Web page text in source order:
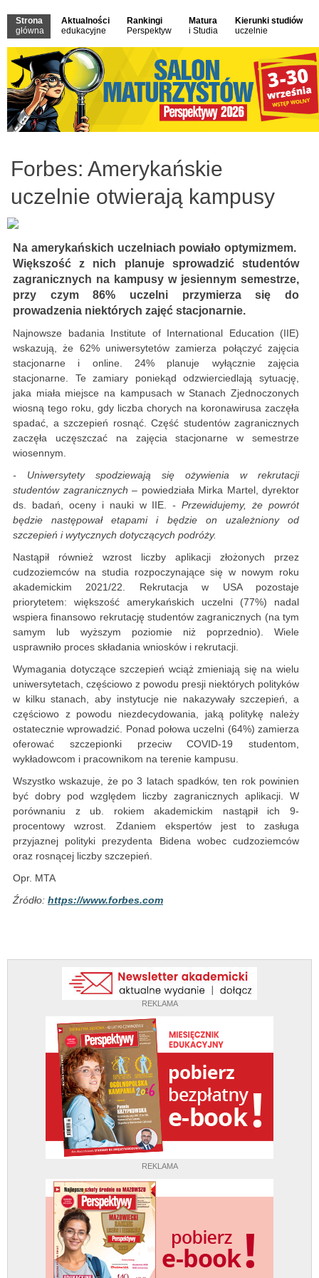
Strona
główna
Aktualności
edukacyjne
Rankingi
Perspektyw
Matura
i Studia
Kierunki studiów
uczelnie
REKLAMA
REKLAMA
Forbes: Amerykańskie
uczelnie otwierają kampusy
Na amerykańskich uczelniach powiało optymizmem.
Większość z nich planuje sprowadzić studentów
zagranicznych na kampusy w jesiennym semestrze,
przy czym 86% uczelni przymierza się do
prowadzenia niektórych zajęć stacjonarnie.
Najnowsze badania Institute of International Education (IIE)
wskazują, że 62% uniwersytetów zamierza połączyć zajęcia
stacjonarne i online. 24% planuje wyłącznie zajęcia
stacjonarne. Te zamiary poniekąd odzwierciedlają sytuację,
jaka miała miejsce na kampusach w Stanach Zjednoczonych
wiosną tego roku, gdy liczba chorych na koronawirusa zaczęła
spadać, a szczepień rosnąć. Część studentów zagranicznych
zaczęła uczęszczać na zajęcia stacjonarne w semestrze
wiosennym.
- Uniwersytety spodziewają się ożywienia w rekrutacji
studentów zagranicznych – powiedziała Mirka Martel, dyrektor
ds. badań, oceny i nauki w IIE.-Przewidujemy, że powrót
będzie następował etapami i będzie on uzależniony od
szczepień i wytycznych dotyczących podróży.
Nastąpił również wzrost liczby aplikacji złożonych przez
cudzoziemców na studia rozpoczynające się w nowym roku
akademickim 2021/22. Rekrutacja w USA pozostaje
priorytetem: większość amerykańskich uczelni (77%) nadal
wspiera finansowo rekrutację studentów zagranicznych (na tym
samym lub wyższym poziomie niż poprzednio). Wiele
usprawniło proces składania wniosków i rekrutacji.
Wymagania dotyczące szczepień wciąż zmieniają się na wielu
uniwersytetach, częściowo z powodu presji niektórych polityków
w kilku stanach, aby instytucje nie nakazywały szczepień, a
częściowo z powodu niezdecydowania, jaką politykę należy
ostatecznie wprowadzić. Ponad połowa uczelni (64%) zamierza
oferować szczepionki przeciw COVID-19 studentom,
wykładowcom i pracownikom na terenie kampusu.
Wszystko wskazuje, że po 3 latach spadków, ten rok powinien
być dobry pod względem liczby zagranicznych aplikacji. W
porównaniu z ub. rokiem akademickim nastąpił ich 9-
procentowy wzrost. Zdaniem ekspertów jest to zasługa
przyjaznej polityki prezydenta Bidena wobec cudzoziemców
oraz rosnącej liczby szczepień.
Opr. MTA
Źródło: https://www.forbes.com